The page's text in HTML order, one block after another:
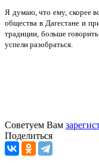
Я думаю, что ему, скорее
общества в Дагестане и
традиции, больше
успели разобраться.
Советуем Вам
Поделиться